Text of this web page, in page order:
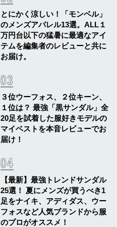
とにかく涼しい！「モンベル」
のメンズアパレル13選。ALL１
万円台以下の猛暑に最適なアイ
テムを編集者のレビューと共に
お届け。
３位ウーフォス、２位キーン、
１位は？ 最強「黒サンダル」全
20足を試着した服好きモデルの
マイベストを本音レビューでお
届け！
【最新】最強トレンドサンダル
25選！ 夏にメンズが買うべき1
足をナイキ、アディダス、ウー
フォスなど人気ブランドから服
のプロがオススメ！